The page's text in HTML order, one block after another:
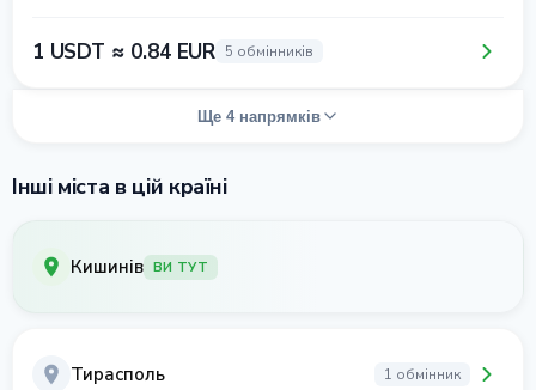
1 USDT ≈ 0.84 EUR 5 обмінників
Ще 4 напрямків
Інші міста в цій країні
Кишинів ВИ ТУТ
Тирасполь 1 обмінник